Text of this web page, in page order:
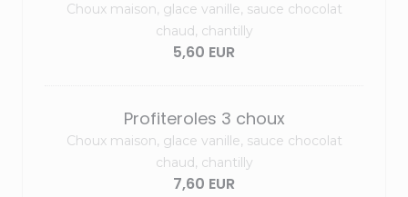
Choux maison, glace vanille, sauce chocolat
chaud, chantilly
5,60 EUR
Profiteroles 3 choux
Choux maison, glace vanille, sauce chocolat
chaud, chantilly
7,60 EUR